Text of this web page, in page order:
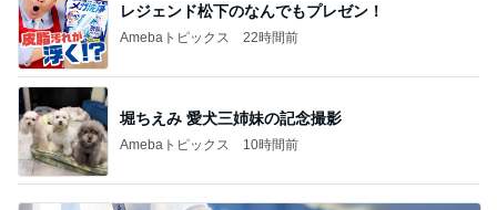
レジェンド松下のなんでもプレゼン！
Amebaトピックス 22時間前
堀ちえみ 愛犬三姉妹の記念撮影
Amebaトピックス 10時間前